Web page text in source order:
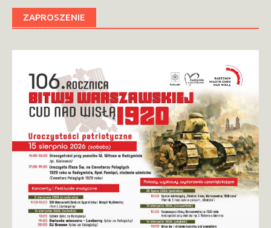
ZAPROSZENIE